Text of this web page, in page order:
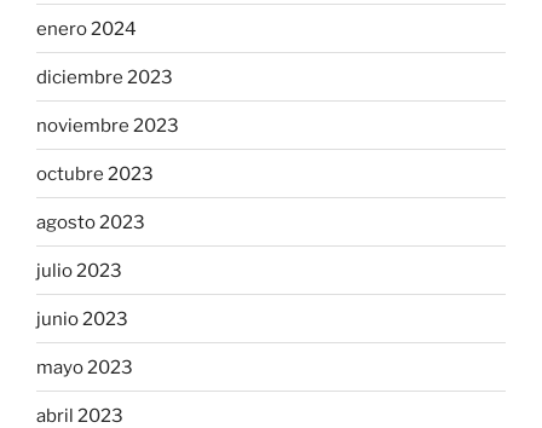
enero 2024
diciembre 2023
noviembre 2023
octubre 2023
agosto 2023
julio 2023
junio 2023
mayo 2023
abril 2023